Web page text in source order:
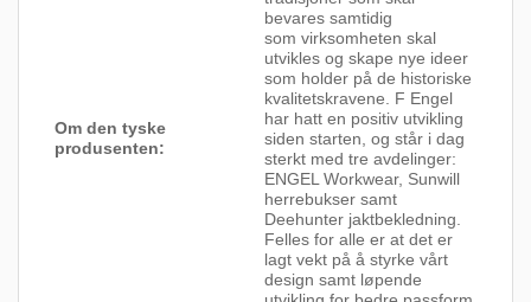
Om den tyske
produsenten:
bevares samtidig
som virksomheten skal
utvikles og skape nye ideer
som holder på de historiske
kvalitetskravene. F Engel
har hatt en positiv utvikling
siden starten, og står i dag
sterkt med tre avdelinger:
ENGEL Workwear, Sunwill
herrebukser samt
Deehunter jaktbekledning.
Felles for alle er at det er
lagt vekt på å styrke vårt
design samt løpende